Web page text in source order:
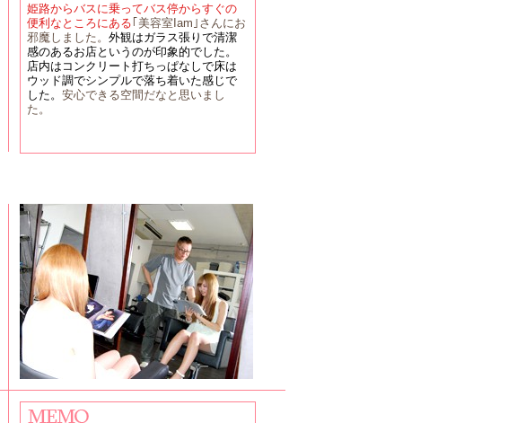
姫路からバスに乗ってバス停からすぐの
便利なところにある ｢美容室Iam｣さんにお
邪魔しました。 外観はガラス張りで清潔
感のあるお店というのが印象的でした。
店内はコンクリート打ちっぱなしで床は
ウッド調でシンプルで落ち着いた感じで
した。 安心できる空間だなと思いまし
た。